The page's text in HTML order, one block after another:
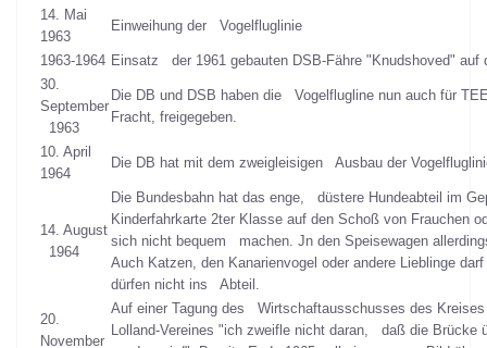
14. Mai
1963
Einweihung der Vogelfluglinie
1963-1964 Einsatz der 1961 gebauten DSB-Fähre "Knudshoved" auf
30.
September
1963
Die DB und DSB haben die Vogelflugline nun auch für
Fracht, freigegeben.
10. April
1964
Die DB hat mit dem zweigleisigen Ausbau der
14. August
1964
Die Bundesbahn hat das enge, düstere Hundeabteil im
Kinderfahrkarte 2ter Klasse auf den Schoß von Frauchen
sich nicht bequem machen. Jn den Speisewagen
Auch Katzen, den Kanarienvogel oder andere Lieblinge
dürfen nicht ins Abteil.
20.
November
Auf einer Tagung des Wirtschaftausschusses des
Lolland-Vereines "ich zweifle nicht daran, daß die